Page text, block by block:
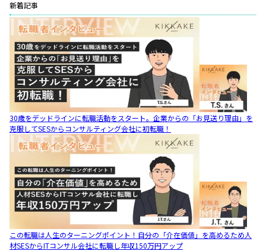
新着記事
30歳をデッドラインに転職活動をスタート。企業からの「お見送り理由」を
克服してSESからコンサルティング会社に初転職！
この転職は人生のターニングポイント！自分の「介在価値」を高めるため人
材SESからITコンサル会社に転職し年収150万円アップ